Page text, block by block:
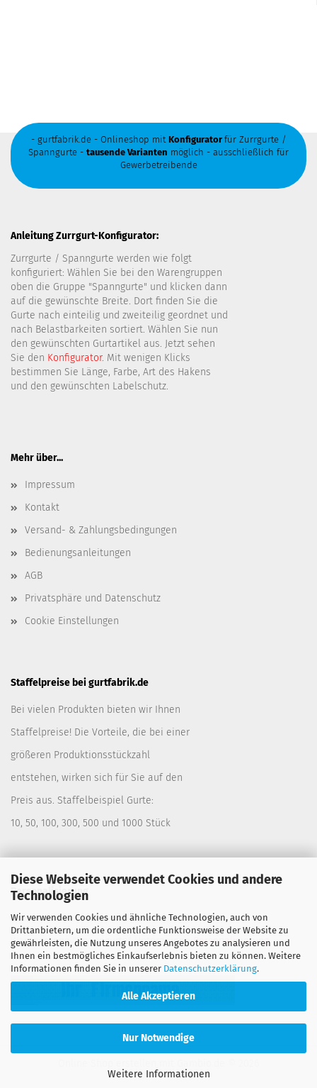
Diese Webseite verwendet Cookies und andere
Technologien
Wir verwenden Cookies und ähnliche Technologien, auch von
Drittanbietern, um die ordentliche Funktionsweise der Website zu
gewährleisten, die Nutzung unseres Angebotes zu analysieren und
Ihnen ein bestmögliches Einkaufserlebnis bieten zu können. Weitere
Informationen finden Sie in unserer Datenschutzerklärung.
Alle Akzeptieren
Nur Notwendige
Weitere Informationen
- gurtfabrik.de - Onlineshop mit Konfiguratorfür Zurrgurte /
Spanngurte - tausende Varianten möglich - ausschließlich für
Gewerbetreibende
Anleitung Zurrgurt-Konfigurator:
Zurrgurte / Spanngurte werden wie folgt
konfiguriert: Wählen Sie bei den Warengruppen
oben die Gruppe "Spanngurte" und klicken dann
auf die gewünschte Breite. Dort finden Sie die
Gurte nach einteilig und zweiteilig geordnet und
nach Belastbarkeiten sortiert. Wählen Sie nun
den gewünschten Gurtartikel aus. Jetzt sehen
Sie den Konfigurator. Mit wenigen Klicks
bestimmen Sie Länge, Farbe, Art des Hakens
und den gewünschten Labelschutz.
Mehr über...
Impressum
Kontakt
Versand- & Zahlungsbedingungen
Bedienungsanleitungen
AGB
Privatsphäre und Datenschutz
Cookie Einstellungen
Staffelpreise bei gurtfabrik.de
Bei vielen Produkten bieten wir Ihnen
Staffelpreise! Die Vorteile, die bei einer
größeren Produktionsstückzahl
entstehen, wirken sich für Sie auf den
Preis aus. Staffelbeispiel Gurte:
10, 50, 100, 300, 500 und 1000 Stück
Personalisierung
Lassen Sie sich Ihre Gurte bedrucken. Siehe:
Warengruppe "Spanngurte" UntergruppePersonalisierung